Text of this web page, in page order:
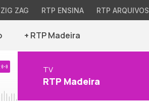
ZAG RTP ENSINA RTP ARQUIVOS
+ RTP Madeira
TV
RTP Madeira